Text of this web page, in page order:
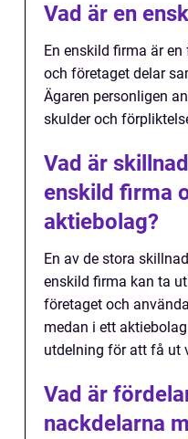
Vad är en
En enskild firma är
och företaget delar
Ägaren personligen
skulder och
Vad är
enskild firma
aktiebolag?
En av de stora
enskild firma kan ta
företaget och
medan i ett
utdelning för att få ut
Vad är
nackdelarna